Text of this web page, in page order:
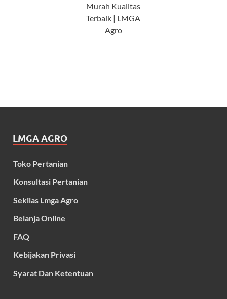
Murah Kualitas
Terbaik | LMGA
Agro
LMGA AGRO
Toko Pertanian
Konsultasi Pertanian
Sekilas Lmga Agro
Belanja Online
FAQ
Kebijakan Privasi
Syarat Dan Ketentuan